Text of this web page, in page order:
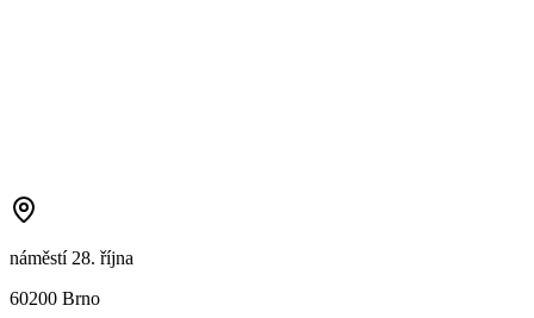
náměstí 28. října
60200 Brno